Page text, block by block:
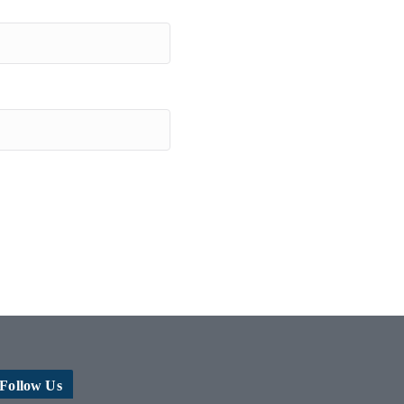
Follow Us